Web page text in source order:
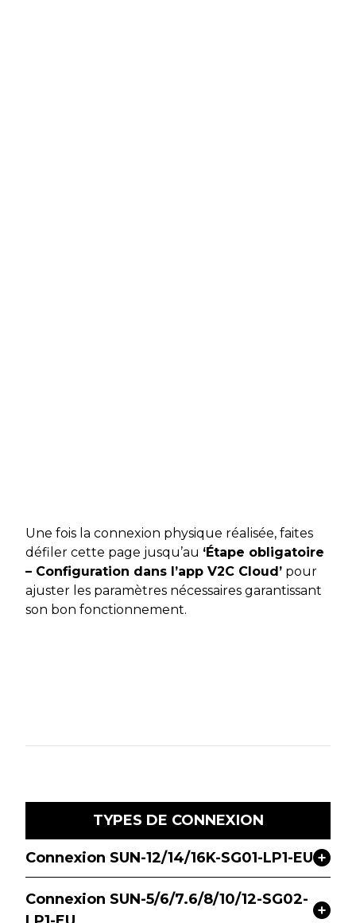
Une fois la connexion physique réalisée, faites
défiler cette page jusqu’au ‘Étape obligatoire
– Configuration dans l’app V2C Cloud’ pour
ajuster les paramètres nécessaires garantissant
son bon fonctionnement.
TYPES DE CONNEXION
Connexion SUN-12/14/16K-SG01-LP1-EU
Connexion SUN-5/6/7.6/8/10/12-SG02-